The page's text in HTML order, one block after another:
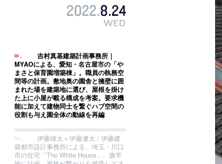
2022.8.24
WED
吉村真基建築計画事務所｜
MYAOによる、愛知・名古屋市の「や
まさと保育園増築棟」。職員の執務空
間等の計画。敷地奥の園舎と擁壁に囲
まれた場を建築地に選び、屋根を掛け
た上に小屋が載る構成を考案。要求機
能に加えて建物同士を繋ぐハブ空間の
役割も与え園全体の動線を再編
伊藤雄太＋伊藤遼太 / 伊藤建
築都市設計事務所による、埼玉・川口
市の住宅「The White House」。旗竿